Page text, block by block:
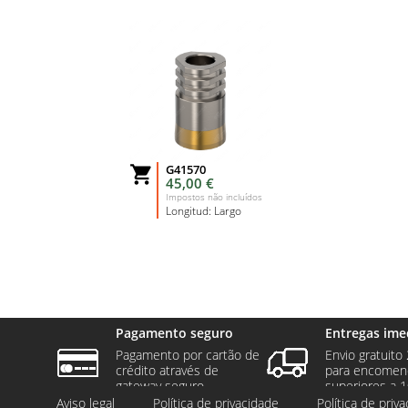
 G41570
45,00 €
Impostos não incluídos
Longitud: Largo
Pagamento seguro
Pagamento por cartão de
crédito através de
gateway seguro.
Entregas
Envio gratuito
para
superiores a
Aviso legal
Política de privacidade Política de